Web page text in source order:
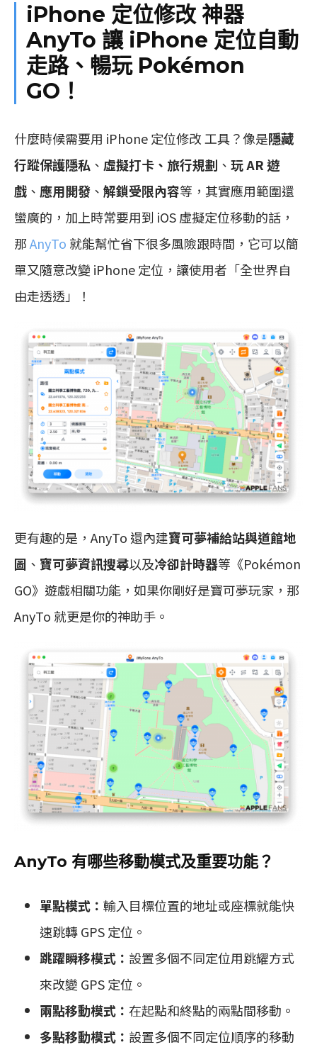
iPhone 定位修改 神器
AnyTo 讓 iPhone 定位自動
走路、暢玩 Pokémon
GO！
什麼時候需要用 iPhone 定位修改 工具？像是隱藏
行蹤保護隱私 、 虛擬打卡、旅行規劃 、 玩 AR 遊
戲 、 應用開發 、 解鎖受限內容等，其實應用範圍還
蠻廣的，加上時常要用到 iOS 虛擬定位移動的話，
那AnyTo 就能幫忙省下很多風險跟時間，它可以簡
單又隨意改變 iPhone 定位，讓使用者「全世界自
由走透透」！
更有趣的是，AnyTo 還內建寶可夢補給站與道館地
圖 、 寶可夢資訊搜尋以及冷卻計時器等《Pokémon
GO》遊戲相關功能，如果你剛好是寶可夢玩家，那
AnyTo 就更是你的神助手。
AnyTo 有哪些移動模式及重要功能？
單點模式： 輸入目標位置的地址或座標就能快
速跳轉 GPS 定位。
跳躍瞬移模式： 設置多個不同定位用跳耀方式
來改變 GPS 定位。
兩點移動模式： 在起點和終點的兩點間移動。
多點移動模式： 設置多個不同定位順序的移動